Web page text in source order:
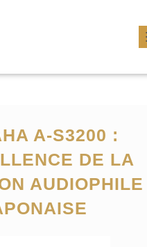
A-S3200 :
DE LA
AUDIOPHILE